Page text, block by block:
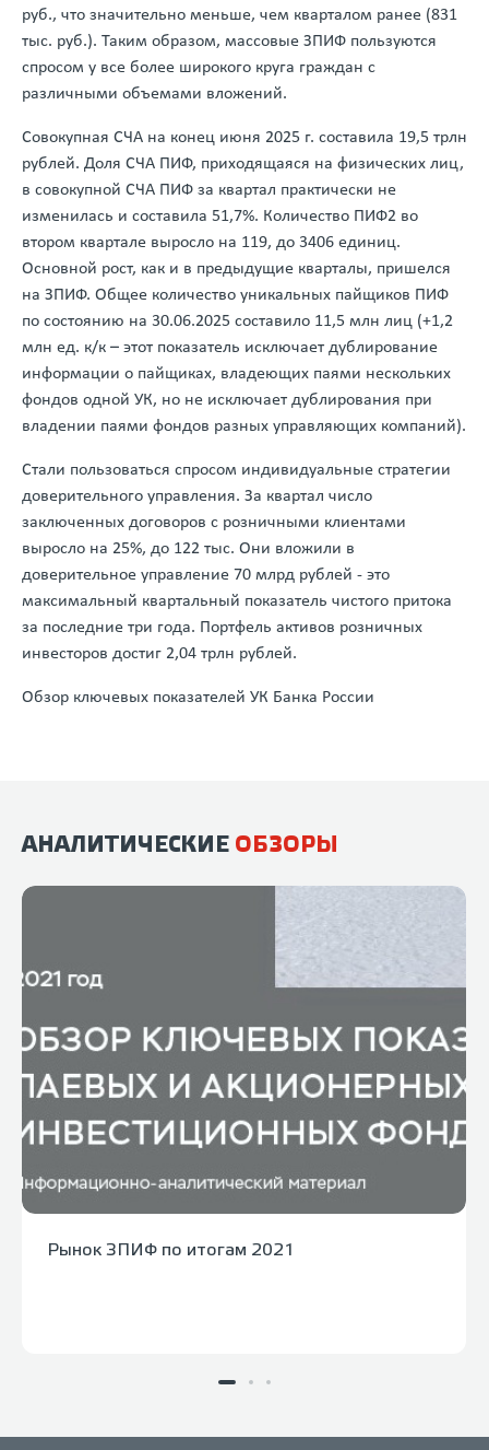
руб., что значительно меньше, чем кварталом ранее (831
тыс. руб.). Таким образом, массовые ЗПИФ пользуются
спросом у все более широкого круга граждан с
различными объемами вложений.
Совокупная СЧА на конец июня 2025 г. составила 19,5 трлн
рублей. Доля СЧА ПИФ, приходящаяся на физических лиц,
в совокупной СЧА ПИФ за квартал практически не
изменилась и составила 51,7%. Количество ПИФ2 во
втором квартале выросло на 119, до 3406 единиц.
Основной рост, как и в предыдущие кварталы, пришелся
на ЗПИФ. Общее количество уникальных пайщиков ПИФ
по состоянию на 30.06.2025 составило 11,5 млн лиц (+1,2
млн ед. к/к – этот показатель исключает дублирование
информации о пайщиках, владеющих паями нескольких
фондов одной УК, но не исключает дублирования при
владении паями фондов разных управляющих компаний).
Стали пользоваться спросом индивидуальные стратегии
доверительного управления. За квартал число
заключенных договоров с розничными клиентами
выросло на 25%, до 122 тыс. Они вложили в
доверительное управление 70 млрд рублей - это
максимальный квартальный показатель чистого притока
за последние три года. Портфель активов розничных
инвесторов достиг 2,04 трлн рублей.
Обзор ключевых показателей УК Банка России
АНАЛИТИЧЕСКИЕ ОБЗОРЫ
Рынок ЗПИФ по итогам 2021